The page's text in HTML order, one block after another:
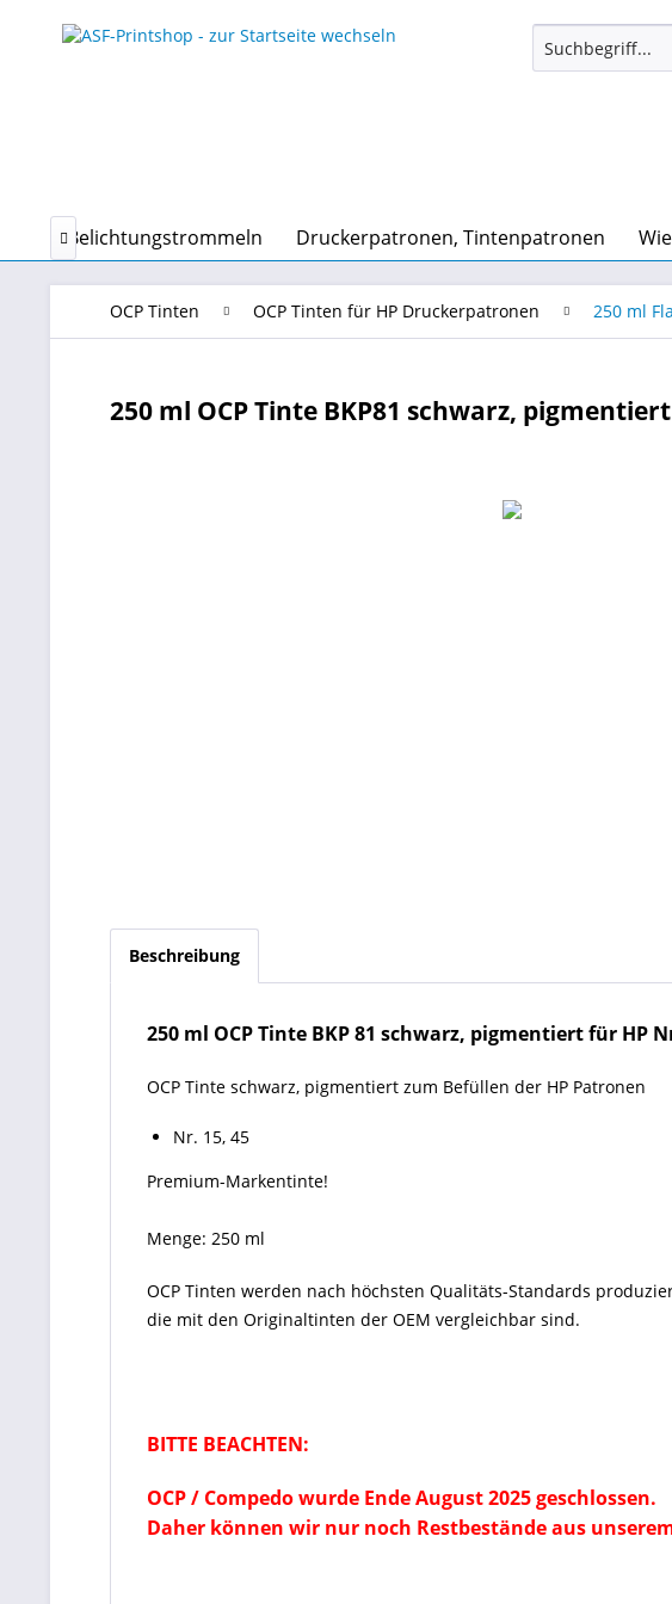
und Belichtungstrommeln Druckerpatronen, Tintenpatronen

OCP Tinten OCP Tinten für HP Druckerpatronen 250 ml
250 ml OCP Tinte BKP81 schwarz,
Beschreibung
250 ml OCP Tinte BKP 81 schwarz, pigmentiert für HP
OCP Tinte schwarz, pigmentiert zum Befüllen der HP Patronen
Nr. 15, 45
Premium-Markentinte!
Menge: 250 ml
OCP Tinten werden nach höchsten Qualitäts-Standards
die mit den Originaltinten der OEM vergleichbar sind.
BITTE BEACHTEN:
OCP / Compedo wurde Ende August 2025 geschlossen.
Daher können wir nur noch Restbestände aus